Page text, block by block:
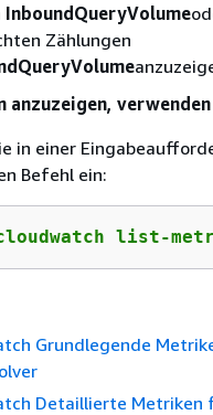
InboundQueryVolume
Zählungen
anzuzeigen, verwenden
in einer
Befehl ein:
list-
Grundlegende
Detaillierte Metriken